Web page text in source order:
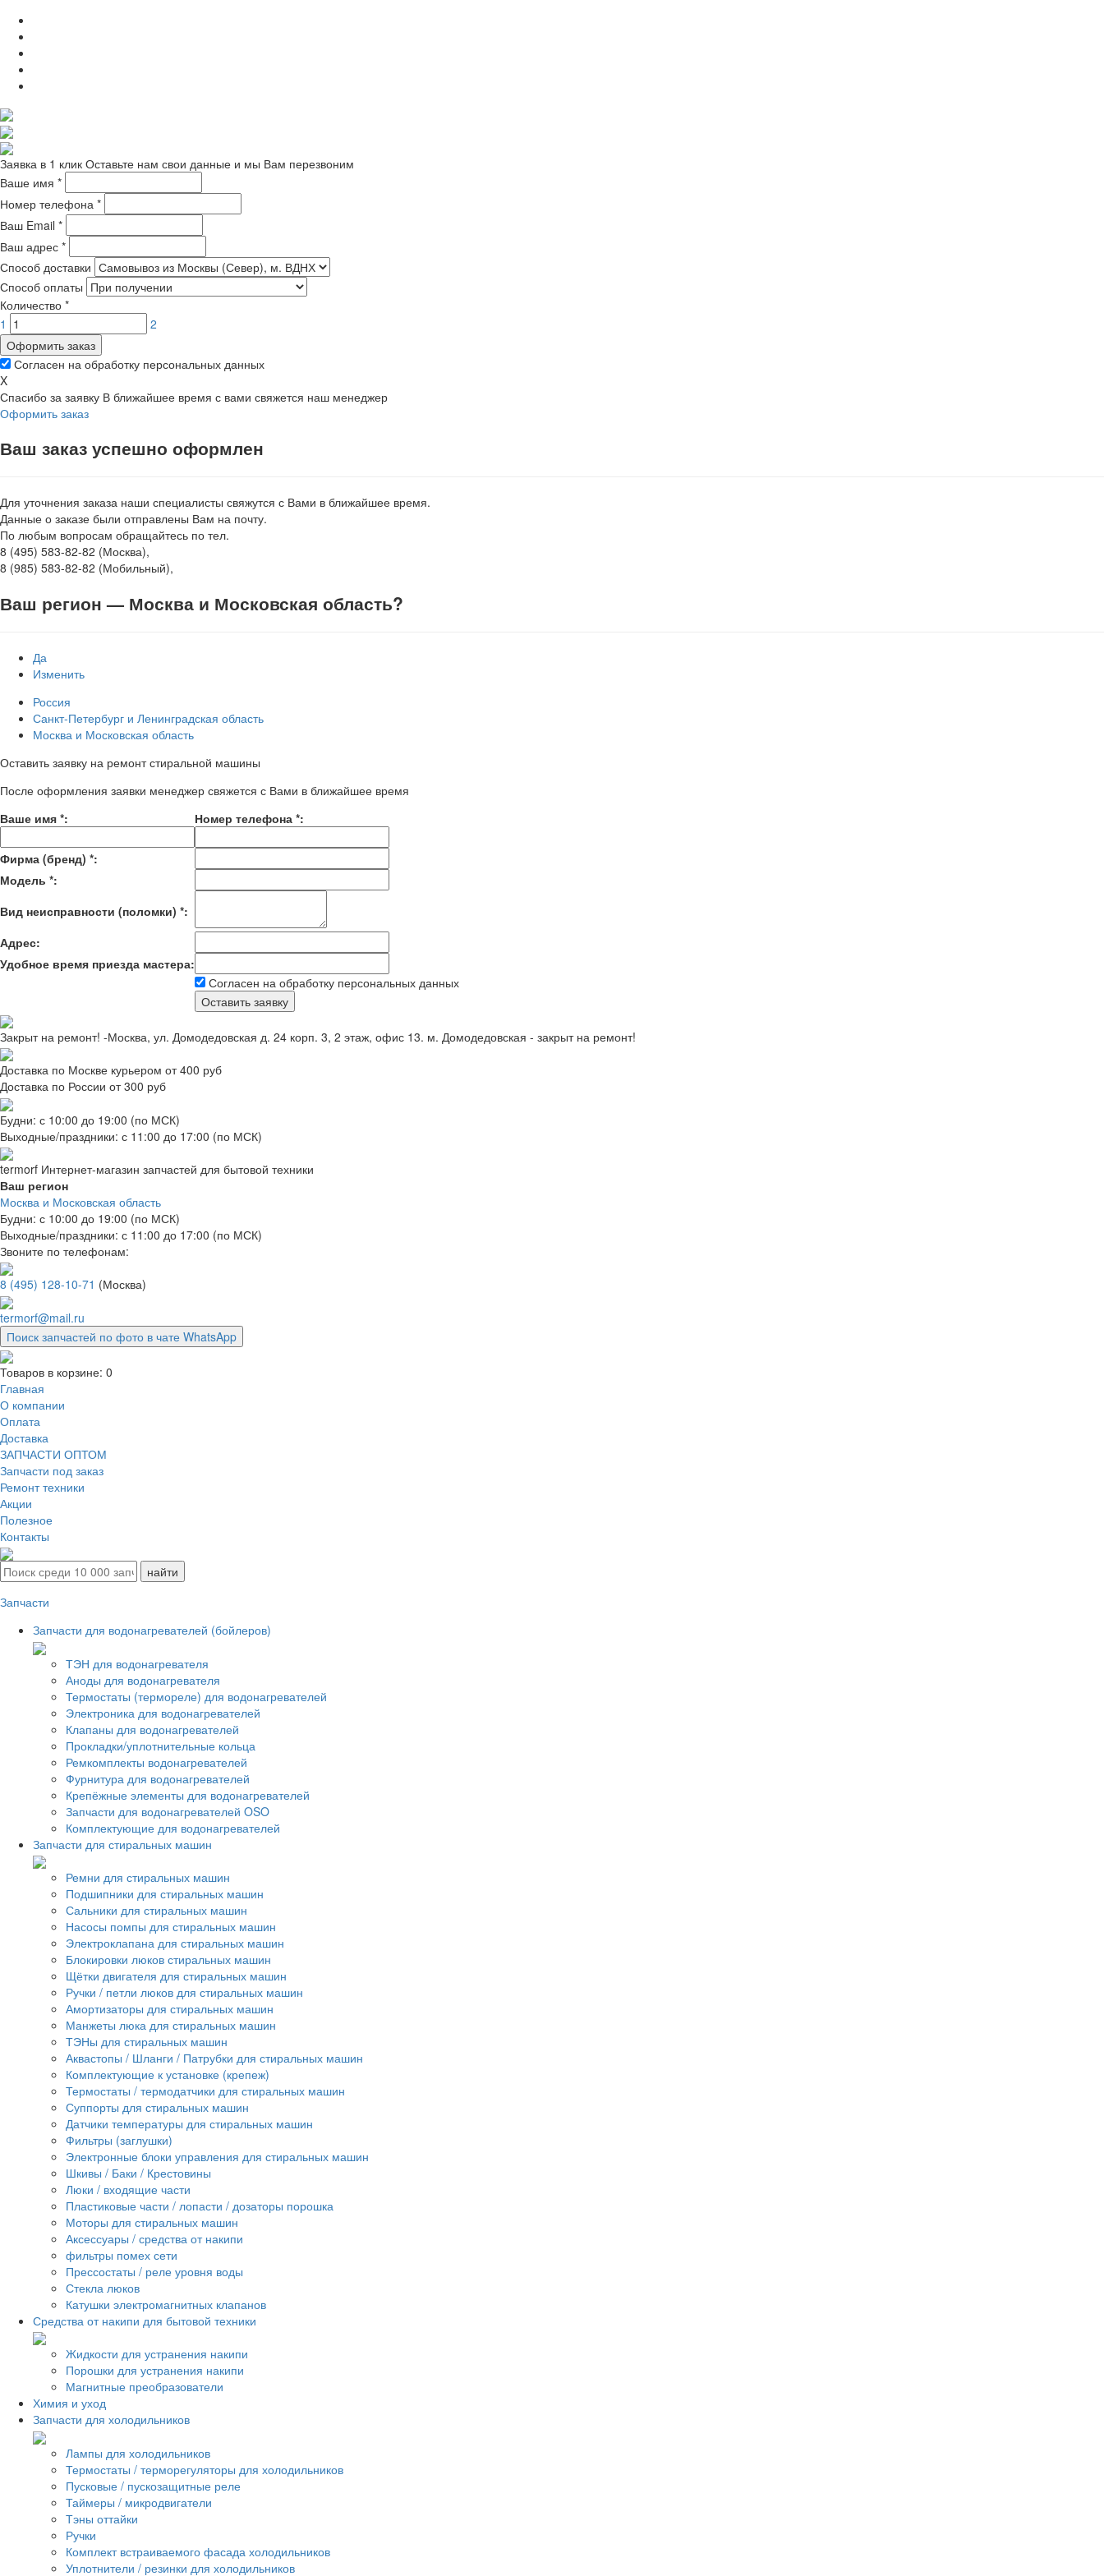
Заявка в 1 клик Оставьте нам свои данные и мы Вам перезвоним
Ваше имя *
Номер телефона *
Ваш Email *
Ваш адрес *
Способ доставки
Способ оплаты
Количество *
1
2
Оформить заказ
Согласен на обработку персональных данных
X
Спасибо за заявку В ближайшее время с вами свяжется наш менеджер
Оформить заказ
Ваш заказ успешно оформлен
Для уточнения заказа наши специалисты свяжутся с Вами в ближайшее время.
Данные о заказе были отправлены Вам на почту.
По любым вопросам обращайтесь по тел.
8 (495) 583-82-82 (Москва),
8 (985) 583-82-82 (Мобильный),
Ваш регион — Москва и Московская область?
Да
Изменить
Россия
Санкт-Петербург и Ленинградская область
Москва и Московская область
Оставить заявку на ремонт стиральной машины
После оформления заявки менеджер свяжется с Вами в ближайшее время
Ваше имя *: Номер телефона *:
Фирма (бренд) *:
Модель *:
Вид неисправности (поломки) *:
Адрес:
Удобное время приезда мастера:
Согласен на обработку персональных данных
Закрыт на ремонт! -Москва, ул. Домодедовская д. 24 корп. 3, 2 этаж, офис 13. м. Домодедовская - закрыт на ремонт!
Доставка по Москве курьером от 400 руб
Доставка по России от 300 руб
Будни: с 10:00 до 19:00 (по МСК)
Выходные/праздники: с 11:00 до 17:00 (по МСК)
termorf Интернет-магазин запчастей для бытовой техники
Ваш регион
Москва и Московская область
Будни: с 10:00 до 19:00 (по МСК)
Выходные/праздники: с 11:00 до 17:00 (по МСК)
Звоните по телефонам:
8 (495) 128-10-71 (Москва)
termorf@mail.ru
Поиск запчастей по фото в чате WhatsApp
Товаров в корзине: 0
Главная
О компании
Оплата
Доставка
ЗАПЧАСТИ ОПТОМ
Запчасти под заказ
Ремонт техники
Акции
Полезное
Контакты
Запчасти
Запчасти для водонагревателей (бойлеров)
ТЭН для водонагревателя
Аноды для водонагревателя
Термостаты (термореле) для водонагревателей
Электроника для водонагревателей
Клапаны для водонагревателей
Прокладки/уплотнительные кольца
Ремкомплекты водонагревателей
Фурнитура для водонагревателей
Крепёжные элементы для водонагревателей
Запчасти для водонагревателей OSO
Комплектующие для водонагревателей
Запчасти для стиральных машин
Ремни для стиральных машин
Подшипники для стиральных машин
Сальники для стиральных машин
Насосы помпы для стиральных машин
Электроклапана для стиральных машин
Блокировки люков стиральных машин
Щётки двигателя для стиральных машин
Ручки / петли люков для стиральных машин
Амортизаторы для стиральных машин
Манжеты люка для стиральных машин
ТЭНы для стиральных машин
Аквастопы / Шланги / Патрубки для стиральных машин
Комплектующие к установке (крепеж)
Термостаты / термодатчики для стиральных машин
Суппорты для стиральных машин
Датчики температуры для стиральных машин
Фильтры (заглушки)
Электронные блоки управления для стиральных машин
Шкивы / Баки / Крестовины
Люки / входящие части
Пластиковые части / лопасти / дозаторы порошка
Моторы для стиральных машин
Аксессуары / средства от накипи
фильтры помех сети
Прессостаты / реле уровня воды
Стекла люков
Катушки электромагнитных клапанов
Средства от накипи для бытовой техники
Жидкости для устранения накипи
Порошки для устранения накипи
Магнитные преобразователи
Химия и уход
Запчасти для холодильников
Лампы для холодильников
Термостаты / терморегуляторы для холодильников
Пусковые / пускозащитные реле
Таймеры / микродвигатели
Тэны оттайки
Ручки
Комплект встраиваемого фасада холодильников
Уплотнители / резинки для холодильников